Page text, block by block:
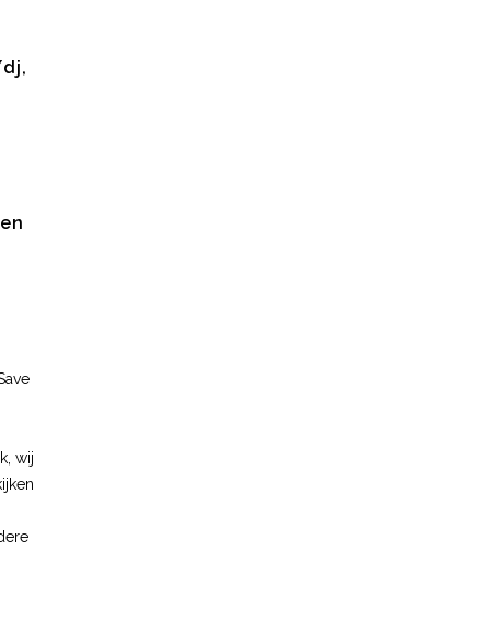
wij